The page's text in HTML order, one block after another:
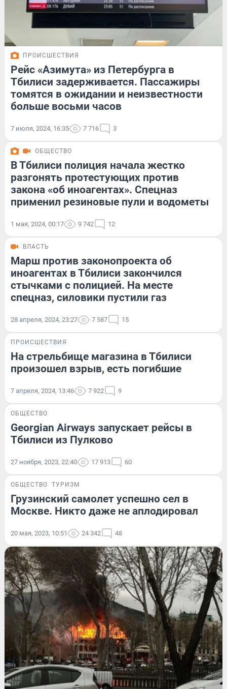
ПРОИСШЕСТВИЯ
Рейс «Азимута» из Петербурга в
Тбилиси задерживается. Пассажиры
томятся в ожидании и неизвестности
больше восьми часов
7 июля, 2024, 16:35 7 716 3
ОБЩЕСТВО
В Тбилиси полиция начала жестко
разгонять протестующих против
закона «об иноагентах». Спецназ
применил резиновые пули и водометы
1 мая, 2024, 00:17 9 742 12
ВЛАСТЬ
Марш против законопроекта об
иноагентах в Тбилиси закончился
стычками с полицией. На месте
спецназ, силовики пустили газ
28 апреля, 2024, 23:27 7 587 15
ПРОИСШЕСТВИЯ
На стрельбище магазина в Тбилиси
произошел взрыв, есть погибшие
7 апреля, 2024, 13:46 7 922 9
ОБЩЕСТВО
Georgian Airways запускает рейсы в
Тбилиси из Пулково
27 ноября, 2023, 22:40 17 913 60
ОБЩЕСТВО ТУРИЗМ
Грузинский самолет успешно сел в
Москве. Никто даже не аплодировал
20 мая, 2023, 10:51 24 342 48